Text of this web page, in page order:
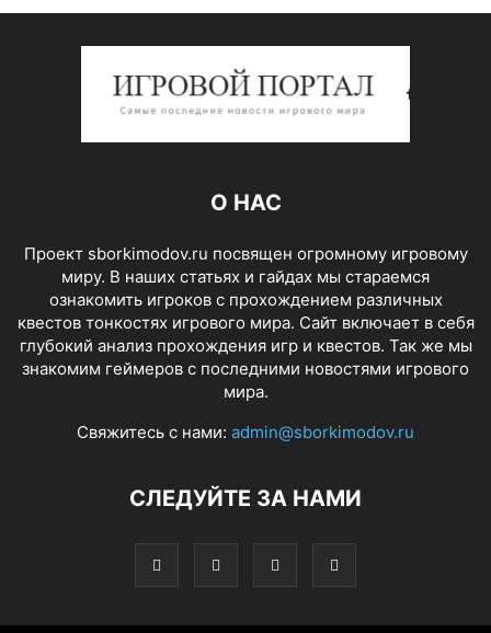
О НАС
Проект sborkimodov.ru посвящен огромному игровому
миру. В наших статьях и гайдах мы стараемся
ознакомить игроков с прохождением различных
квестов тонкостях игрового мира. Сайт включает в себя
глубокий анализ прохождения игр и квестов. Так же мы
знакомим геймеров с последними новостями игрового
мира.
Свяжитесь с нами: admin@sborkimodov.ru
СЛЕДУЙТЕ ЗА НАМИ